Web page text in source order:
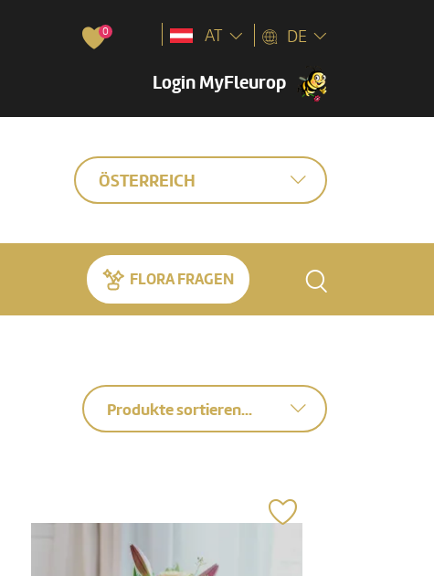
0
Login MyFleurop
AT DE
ÖSTERREICH
FLORA FRAGEN
Produkte sortieren...